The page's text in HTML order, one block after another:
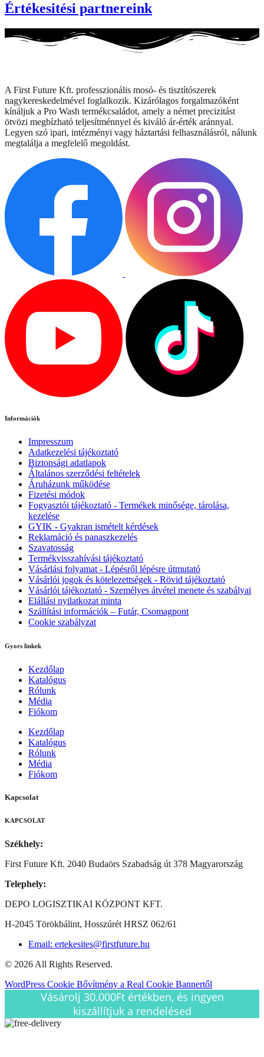
Értékesitési partnereink
A First Future Kft. professzionális mosó- és tisztítószerek
nagykereskedelmével foglalkozik. Kizárólagos forgalmazóként
kínáljuk a Pro Wash termékcsaládot, amely a német precizitást
ötvözi megbízható teljesítménnyel és kiváló ár-érték aránnyal.
Legyen szó ipari, intézményi vagy háztartási felhasználásról, nálunk
megtalálja a megfelelő megoldást.
Információk
Impresszum
Adatkezelési tájékoztató
Biztonsági adatlapok
Általános szerződési feltételek
Áruházunk működése
Fizetési módok
Fogyasztói tájékoztató - Termékek minősége, tárolása,
kezelése
GYIK - Gyakran ismételt kérdések
Reklamáció és panaszkezelés
Szavatosság
Termékvisszahívási tájékoztató
Vásárlási folyamat - Lépésről lépésre útmutató
Vásárlói jogok és kötelezettségek - Rövid tájékoztató
Vásárlói tájékoztató - Személyes átvétel menete és szabályai
Elállási nyilatkozat minta
Szállítási információk – Futár, Csomagpont
Cookie szabályzat
Gyors linkek
Kezdőlap
Katalógus
Rólunk
Média
Fiókom
Kezdőlap
Katalógus
Rólunk
Média
Fiókom
Kapcsolat
KAPCSOLAT
Székhely:
First Future Kft. 2040 Budaörs Szabadság út 378 Magyarország
Telephely:
DEPO LOGISZTIKAI KÖZPONT KFT.
H-2045 Törökbálint, Hosszúrét HRSZ 062/61
Email: ertekesites@firstfuture.hu
© 2026 All Rights Reserved.
WordPress Cookie Bővítmény a Real Cookie Bannertől
Vásárolj 30.000Ft értékben, és ingyen
kiszállítjuk a rendelésed